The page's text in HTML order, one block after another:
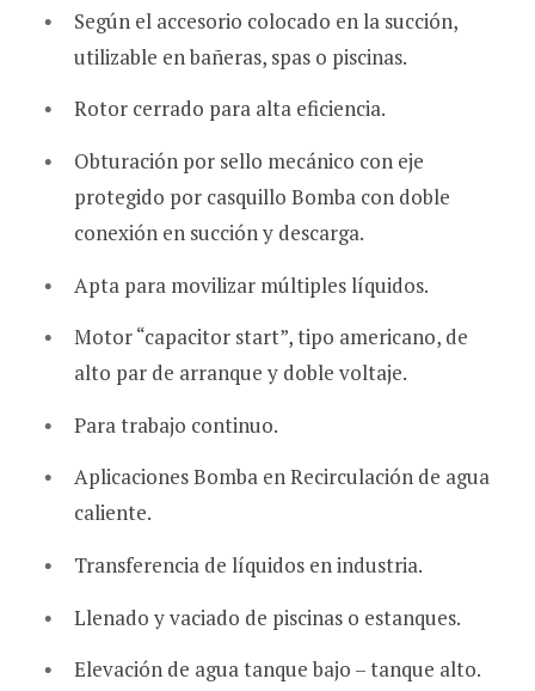
Según el accesorio colocado en la succión,
utilizable en bañeras, spas o piscinas.
Rotor cerrado para alta eficiencia.
Obturación por sello mecánico con eje
protegido por casquillo Bomba con doble
conexión en succión y descarga.
Apta para movilizar múltiples líquidos.
Motor “capacitor start”, tipo americano, de
alto par de arranque y doble voltaje.
Para trabajo continuo.
Aplicaciones Bomba en Recirculación de agua
caliente.
Transferencia de líquidos en industria.
Llenado y vaciado de piscinas o estanques.
Elevación de agua tanque bajo – tanque alto.